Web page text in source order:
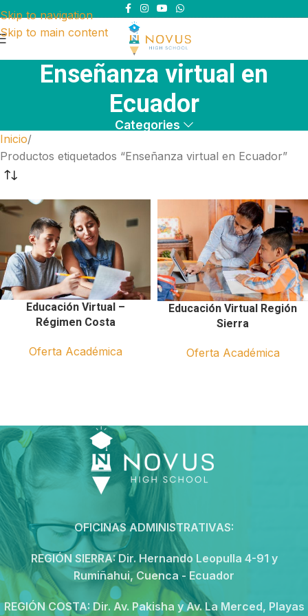
Skip to navigation
Skip to main content
Enseñanza virtual en
Ecuador
Categories
Inicio
Productos etiquetados “Enseñanza virtual en Ecuador”
Educación Virtual –
Régimen Costa
Oferta Académica
Educación Virtual Región
Sierra
Oferta Académica
OFICINAS ADMINISTRATIVAS:
REGIÓN SIERRA:Dir. Hernando Leopulla 4-91 y
Rumiñahui, Cuenca - Ecuador
REGIÓN COSTA: Dir. Av. Pakisha y Av. La Merced, Playas